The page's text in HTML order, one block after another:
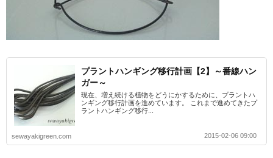
プラントハンギング移行計画【2】～番線ハン
ガー～
現在、増え続ける植物をどうにかするために、プラントハ
ンギング移行計画を進めています。 これまで進めてきたプ
ラントハンギング移行...
sewayakigreen.com 2015-02-06 09:00